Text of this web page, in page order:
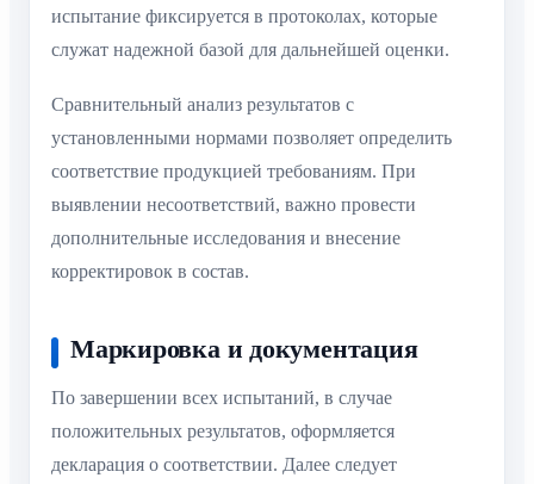
испытание фиксируется в протоколах, которые
служат надежной базой для дальнейшей оценки.
Сравнительный анализ результатов с
установленными нормами позволяет определить
соответствие продукцией требованиям. При
выявлении несоответствий, важно провести
дополнительные исследования и внесение
корректировок в состав.
Маркировка и документация
По завершении всех испытаний, в случае
положительных результатов, оформляется
декларация о соответствии. Далее следует